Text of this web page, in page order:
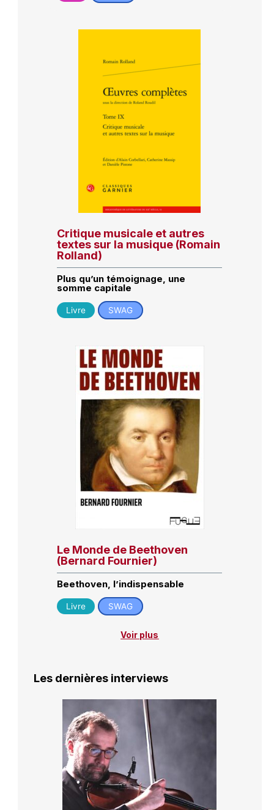
Critique musicale et autres
textes sur la musique (Romain
Rolland)
Plus qu’un témoignage, une
somme capitale
Livre SWAG
Le Monde de Beethoven
(Bernard Fournier)
Beethoven, l’indispensable
Livre SWAG
Voir plus
Les dernières interviews